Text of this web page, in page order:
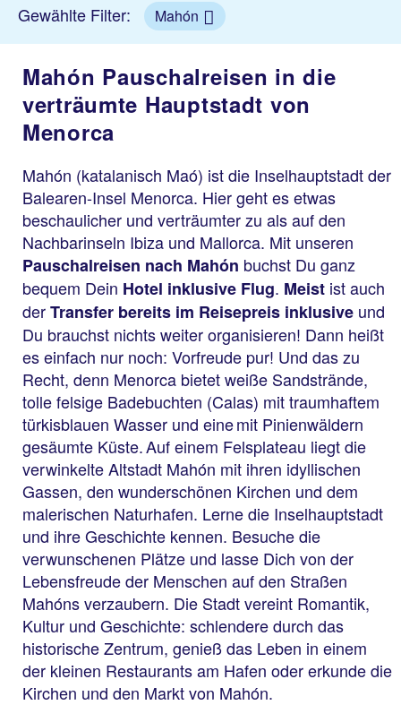
Gewählte Filter: Mahón
Mahón Pauschalreisen in die
verträumte Hauptstadt von
Menorca
Mahón (katalanisch Maó) ist die Inselhauptstadt der
Balearen-Insel Menorca. Hier geht es etwas
beschaulicher und verträumter zu als auf den
Nachbarinseln Ibiza und Mallorca. Mit unseren
Pauschalreisen nach Mahón buchst Du ganz
bequem Dein Hotel inklusive Flug. Meist ist auch
derTransfer bereits im Reisepreis inklusive und
Du brauchst nichts weiter organisieren! Dann heißt
es einfach nur noch: Vorfreude pur! Und das zu
Recht, denn Menorca bietet weiße Sandstrände,
tolle felsige Badebuchten (Calas) mit traumhaftem
türkisblauen Wasser und eine mit Pinienwäldern
gesäumte Küste. Auf einem Felsplateau liegt die
verwinkelte Altstadt Mahón mit ihren idyllischen
Gassen, den wunderschönen Kirchen und dem
malerischen Naturhafen. Lerne die Inselhauptstadt
und ihre Geschichte kennen. Besuche die
verwunschenen Plätze und lasse Dich von der
Lebensfreude der Menschen auf den Straßen
Mahóns verzaubern. Die Stadt vereint Romantik,
Kultur und Geschichte: schlendere durch das
historische Zentrum, genieß das Leben in einem
der kleinen Restaurants am Hafen oder erkunde die
Kirchen und den Markt von Mahón.